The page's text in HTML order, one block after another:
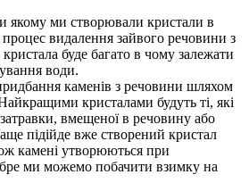
якому ми створювали кристали в
видалення зайвого речовини з
буде багато в чому залежати
води.
каменів з речовини шляхом
кристалами будуть ті, які
вмещеної в речовину або
підійде вже створений кристал
камені утворюються при
ми можемо побачити взимку на